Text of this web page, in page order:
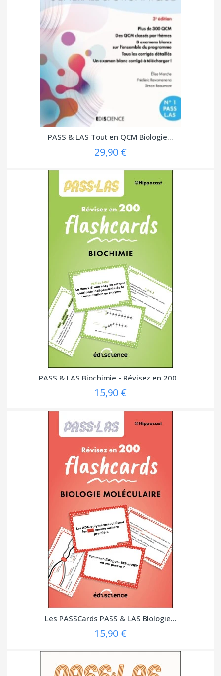
PASS & LAS Tout en QCM Biologie...
29,90 €
PASS & LAS Biochimie - Révisez en 200...
15,90 €
Les PASSCards PASS & LAS BIologie...
15,90 €